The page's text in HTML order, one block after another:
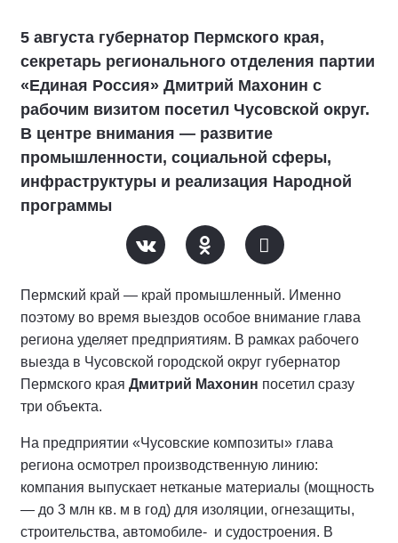
5 августа губернатор Пермского края,
секретарь регионального отделения партии
«Единая Россия» Дмитрий Махонин с
рабочим визитом посетил Чусовской округ.
В центре внимания — развитие
промышленности, социальной сферы,
инфраструктуры и реализация Народной
программы
Пермский край — край промышленный. Именно
поэтому во время выездов особое внимание глава
региона уделяет предприятиям. В рамках рабочего
выезда в Чусовской городской округ губернатор
Пермского края Дмитрий Махонин посетил сразу
три объекта.
На предприятии «Чусовские композиты» глава
региона осмотрел производственную линию:
компания выпускает нетканые материалы (мощность
— до 3 млн кв. м в год) для изоляции, огнезащиты,
строительства, автомобиле- и судостроения. В